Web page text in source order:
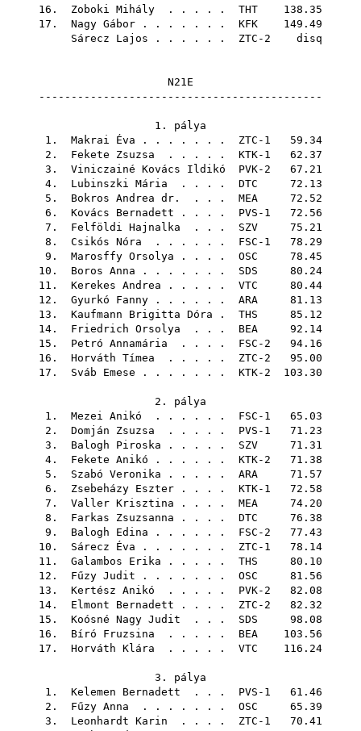
16. Zoboki Mihály . . . . . THT 138.35
17. Nagy Gábor . . . . . . . KFK 149.49
Sárecz Lajos . . . . . . ZTC-2 disq
N21E
--------------------------------------------
1. pálya
1. Makrai Éva . . . . . . . ZTC-1 59.34
2. Fekete Zsuzsa . . . . . KTK-1 62.37
3. Viniczainé Kovács Ildikó PVK-2 67.21
4. Lubinszki Mária . . . . DTC 72.13
5. Bokros Andrea dr. . . . MEA 72.52
6. Kovács Bernadett . . . . PVS-1 72.56
7. Felföldi Hajnalka . . . SZV 75.21
8. Csikós Nóra . . . . . . FSC-1 78.29
9. Marosffy Orsolya . . . . OSC 78.45
10. Boros Anna . . . . . . . SDS 80.24
11. Kerekes Andrea . . . . . VTC 80.44
12. Gyurkó Fanny . . . . . . ARA 81.13
13. Kaufmann Brigitta Dóra . THS 85.12
14. Friedrich Orsolya . . . BEA 92.14
15. Petró Annamária . . . . FSC-2 94.16
16. Horváth Tímea . . . . . ZTC-2 95.00
17. Sváb Emese . . . . . . . KTK-2 103.30
2. pálya
1. Mezei Anikó . . . . . . FSC-1 65.03
2. Domján Zsuzsa . . . . . PVS-1 71.23
3. Balogh Piroska . . . . . SZV 71.31
4. Fekete Anikó . . . . . . KTK-2 71.38
5. Szabó Veronika . . . . . ARA 71.57
6. Zsebeházy Eszter . . . . KTK-1 72.58
7. Valler Krisztina . . . . MEA 74.20
8. Farkas Zsuzsanna . . . . DTC 76.38
9. Balogh Edina . . . . . . FSC-2 77.43
10. Sárecz Éva . . . . . . . ZTC-1 78.14
11. Galambos Erika . . . . . THS 80.10
12. Fűzy Judit . . . . . . . OSC 81.56
13. Kertész Anikó . . . . . PVK-2 82.08
14. Elmont Bernadett . . . . ZTC-2 82.32
15. Koósné Nagy Judit . . . SDS 98.08
16. Bíró Fruzsina . . . . . BEA 103.56
17. Horváth Klára . . . . . VTC 116.24
3. pálya
1. Kelemen Bernadett . . . PVS-1 61.46
2. Fűzy Anna . . . . . . . OSC 65.39
3. Leonhardt Karin . . . . ZTC-1 70.41